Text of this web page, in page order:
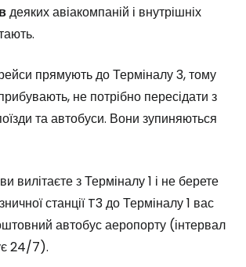
деяких авіакомпаній і внутрішніх
прямують до Терміналу 3, тому
не потрібно пересідати з
та автобуси. Вони зупиняються
вилітаєте з Терміналу 1 і не берете
станції T3 до Терміналу 1 вас
автобус аеропорту (інтервал
24/7).